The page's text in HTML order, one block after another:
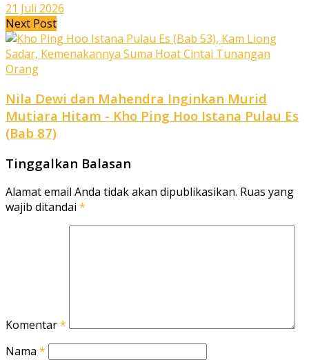
21 Juli 2026
Next Post
Nila Dewi dan Mahendra Inginkan Murid
Mutiara Hitam - Kho Ping Hoo Istana Pulau Es
(Bab 87)
Tinggalkan Balasan
Alamat email Anda tidak akan dipublikasikan. Ruas yang
wajib ditandai *
Komentar*
Nama *